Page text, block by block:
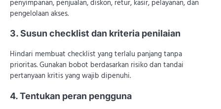
penyimpanan, penjualan, diskon, retur, kasir, pelayanan, dan
pengelolaan akses.
3. Susun checklist dan kriteria penilaian
Hindari membuat checklist yang terlalu panjang tanpa
prioritas. Gunakan bobot berdasarkan risiko dan tandai
pertanyaan kritis yang wajib dipenuhi.
4. Tentukan peran pengguna